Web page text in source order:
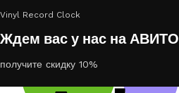
Vinyl Record Clock
Ждем вас у нас на АВИТО
получите скидку 10%